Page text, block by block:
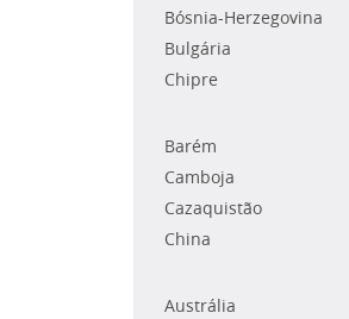
Bósnia-Herzegovina
Bulgária
Chipre
Barém
Camboja
Cazaquistão
China
Austrália